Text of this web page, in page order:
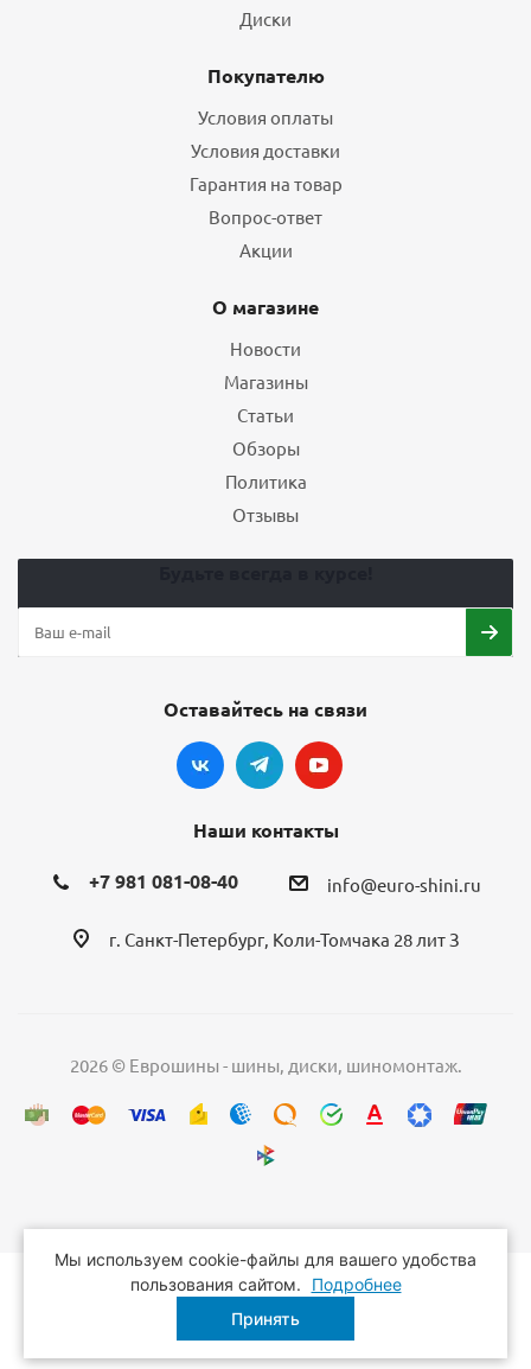
Диски
Покупателю
Условия оплаты
Условия доставки
Гарантия на товар
Вопрос-ответ
Акции
О магазине
Новости
Магазины
Статьи
Обзоры
Политика
Отзывы
Оставайтесь на связи
Наши контакты
+7 981 081-08-40 info@euro-shini.ru
г. Санкт-Петербург, Коли-Томчака 28 лит З
2026 © Еврошины - шины, диски, шиномонтаж.
Мы используем cookie-файлы для вашего удобства
пользования сайтом.
Подробнее
Принять